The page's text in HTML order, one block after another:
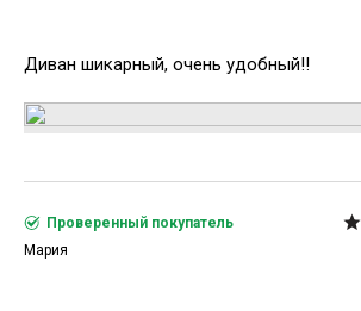
Диван шикарный, очень удобный!!
Проверенный покупатель
Мария